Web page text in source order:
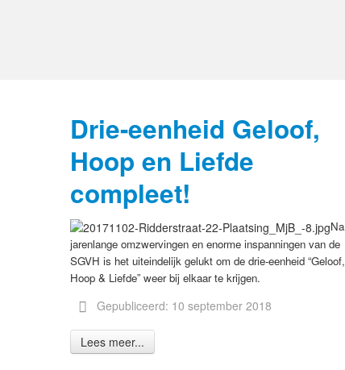
Drie-eenheid Geloof,
Hoop en Liefde
compleet!
Na
jarenlange omzwervingen en enorme inspanningen van de
SGVH is het uiteindelijk gelukt om de drie-eenheid “Geloof,
Hoop & Liefde” weer bij elkaar te krijgen.
Gepubliceerd: 10 september 2018
Lees meer...